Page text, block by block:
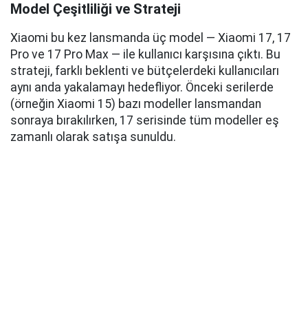
Model Çeşitliliği ve Strateji
Xiaomi bu kez lansmanda üç model — Xiaomi 17, 17
Pro ve 17 Pro Max — ile kullanıcı karşısına çıktı. Bu
strateji, farklı beklenti ve bütçelerdeki kullanıcıları
aynı anda yakalamayı hedefliyor. Önceki serilerde
(örneğin Xiaomi 15) bazı modeller lansmandan
sonraya bırakılırken, 17 serisinde tüm modeller eş
zamanlı olarak satışa sunuldu.